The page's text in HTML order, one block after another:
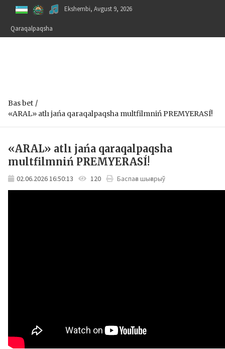
content
Ekshembi, Avgust 9, 2026
Qaraqalpaqsha
Bas bet
«ARAL» atlı jańa qaraqalpaqsha multfilmniń PREMYERASÍ!
«ARAL» atlı jańa qaraqalpaqsha
multfilmniń PREMYERASÍ!
02.06.2026 16:50:13 120 Баспаға шығарыў